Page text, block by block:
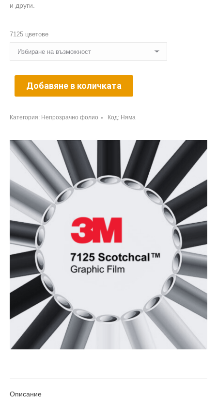
и други.
7125 цветове
Добавяне в количката
Категория: Непрозрачно фолио Код: Няма
Описание